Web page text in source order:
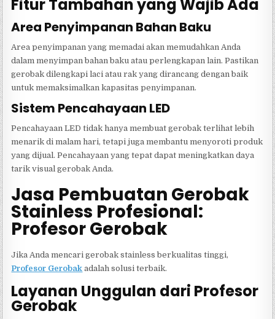
Fitur Tambahan yang Wajib Ada
Area Penyimpanan Bahan Baku
Area penyimpanan yang memadai akan memudahkan Anda
dalam menyimpan bahan baku atau perlengkapan lain. Pastikan
gerobak dilengkapi laci atau rak yang dirancang dengan baik
untuk memaksimalkan kapasitas penyimpanan.
Sistem Pencahayaan LED
Pencahayaan LED tidak hanya membuat gerobak terlihat lebih
menarik di malam hari, tetapi juga membantu menyoroti produk
yang dijual. Pencahayaan yang tepat dapat meningkatkan daya
tarik visual gerobak Anda.
Jasa Pembuatan Gerobak
Stainless Profesional:
Profesor Gerobak
Jika Anda mencari gerobak stainless berkualitas tinggi,
Profesor Gerobak adalah solusi terbaik.
Layanan Unggulan dari Profesor
Gerobak